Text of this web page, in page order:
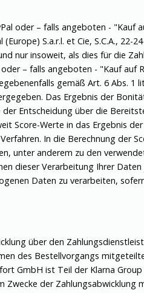
oder – falls angeboten - "Kauf
S.a.r.l. et Cie, S.C.A.,
nur insoweit, als dies für die
– falls angeboten - "Kauf auf
gemäß Art. 6 Abs. 1
Das Ergebnis der
Entscheidung über die
Score-Werte in das Ergebnis
In die Berechnung der
unter anderem zu den
dieser Verarbeitung Ihrer
Daten zu verarbeiten,
über den
des Bestellvorgangs
GmbH ist Teil der Klarna
der